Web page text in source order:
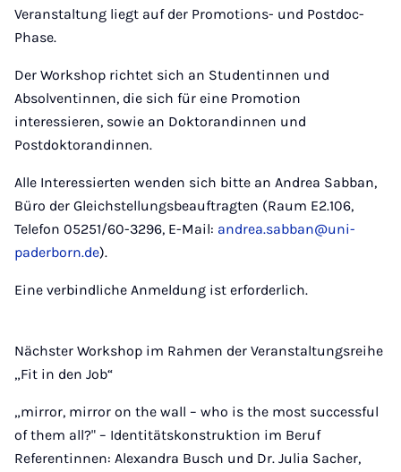
Veranstaltung liegt auf der Promotions- und Postdoc-
Phase.
Der Workshop richtet sich an Studentinnen und
Absolventinnen, die sich für eine Promotion
interessieren, sowie an Doktorandinnen und
Postdoktorandinnen.
Alle Interessierten wenden sich bitte an Andrea Sabban,
Büro der Gleichstellungsbeauftragten (Raum E2.106,
Telefon 05251/60-3296, E-Mail: andrea.sabban@uni-
paderborn.de).
Eine verbindliche Anmeldung ist erforderlich.
Nächster Workshop im Rahmen der Veranstaltungsreihe
„Fit in den Job“
„mirror, mirror on the wall – who is the most successful
of them all?" – Identitätskonstruktion im Beruf
Referentinnen: Alexandra Busch und Dr. Julia Sacher,